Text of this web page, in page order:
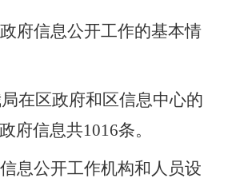
府信息公开工作的基本情
在区政府和区信息中心的
府信息共1016条。
息公开工作机构和人员设